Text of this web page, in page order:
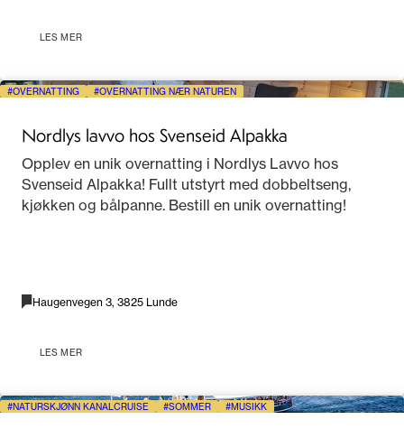
LES MER
OVERNATTING OVERNATTING NÆR NATUREN
Nordlys lavvo hos Svenseid Alpakka
Opplev en unik overnatting i Nordlys Lavvo hos
Svenseid Alpakka! Fullt utstyrt med dobbeltseng,
kjøkken og bålpanne. Bestill en unik overnatting!
Haugenvegen 3, 3825 Lunde
LES MER
NATURSKJØNN KANALCRUISE SOMMER MUSIKK